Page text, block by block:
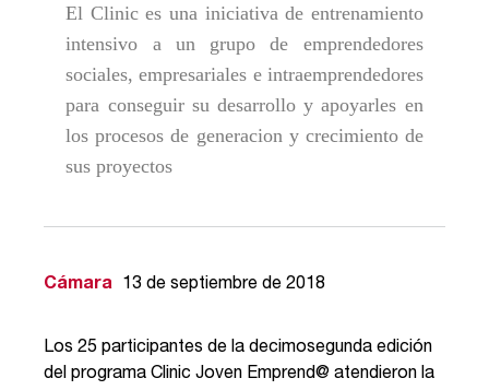
El Clinic es una iniciativa de entrenamiento
intensivo a un grupo de emprendedores
sociales, empresariales e intraemprendedores
para conseguir su desarrollo y apoyarles en
los procesos de generacion y crecimiento de
sus proyectos
Cámara 13 de septiembre de 2018
Los 25 participantes de la decimosegunda edición
del programa Clinic Joven Emprend@ atendieron la